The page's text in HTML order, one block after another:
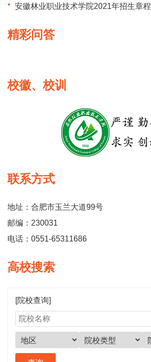
安徽林业职业技术学院2021年招生章程
精彩问答
校徽、校训
联系方式
地址：合肥市玉兰大道99号
邮编：230031
电话：0551-65311686
高校搜索
[院校查询]